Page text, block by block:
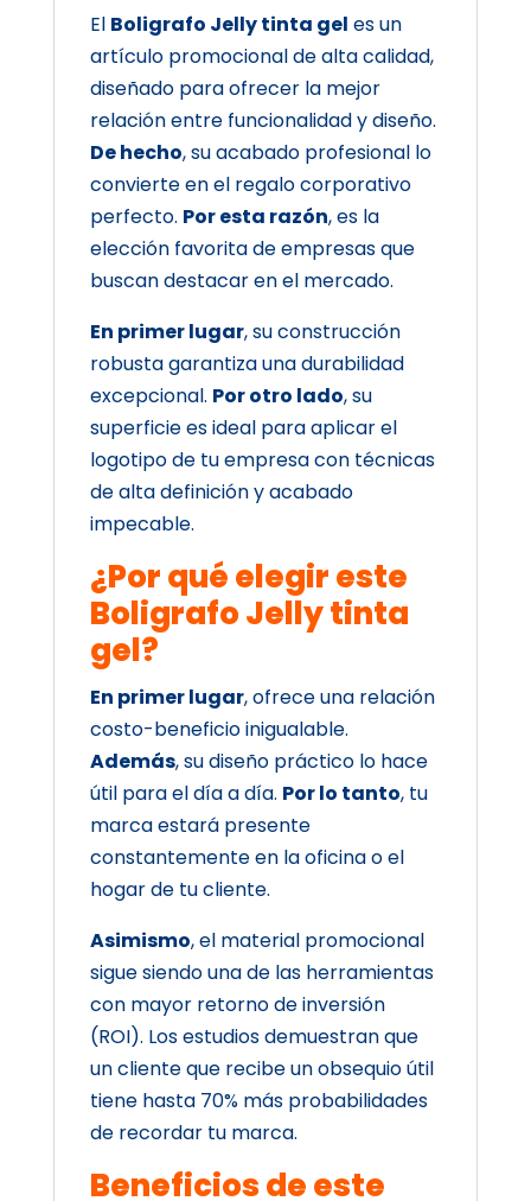
El Boligrafo Jelly tinta gel es un
artículo promocional de alta calidad,
diseñado para ofrecer la mejor
relación entre funcionalidad y diseño.
De hecho, su acabado profesional lo
convierte en el regalo corporativo
perfecto. Por esta razón, es la
elección favorita de empresas que
buscan destacar en el mercado.
En primer lugar, su construcción
robusta garantiza una durabilidad
excepcional. Por otro lado, su
superficie es ideal para aplicar el
logotipo de tu empresa con técnicas
de alta definición y acabado
impecable.
¿Por qué elegir este
Boligrafo Jelly tinta
gel?
En primer lugar, ofrece una relación
costo-beneficio inigualable.
Además, su diseño práctico lo hace
útil para el día a día. Por lo tanto, tu
marca estará presente
constantemente en la oficina o el
hogar de tu cliente.
Asimismo, el material promocional
sigue siendo una de las herramientas
con mayor retorno de inversión
(ROI). Los estudios demuestran que
un cliente que recibe un obsequio útil
tiene hasta 70% más probabilidades
de recordar tu marca.
Beneficios de este